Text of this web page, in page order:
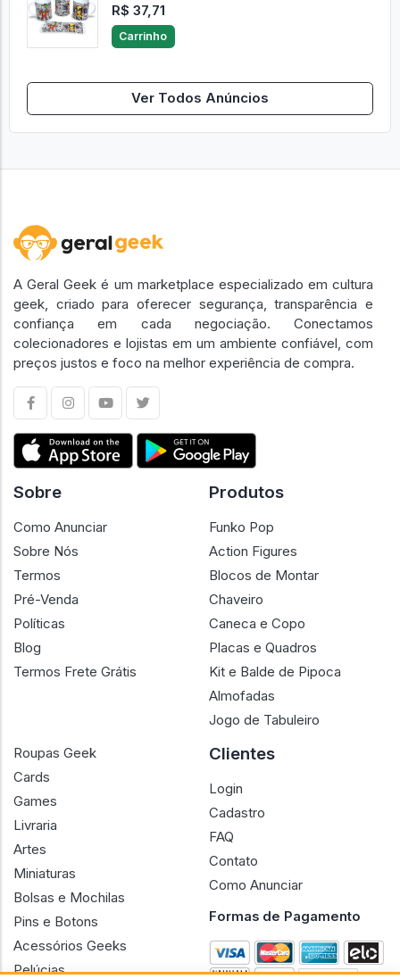
R$ 37,71
Carrinho
Ver Todos Anúncios
A Geral Geek é um marketplace especializado em cultura
geek, criado para oferecer segurança, transparência e
confiança em cada negociação. Conectamos
colecionadores e lojistas em um ambiente confiável, com
preços justos e foco na melhor experiência de compra.
Sobre
Como Anunciar
Sobre Nós
Termos
Pré-Venda
Políticas
Blog
Termos Frete Grátis
Produtos
Funko Pop
Action Figures
Blocos de Montar
Chaveiro
Caneca e Copo
Placas e Quadros
Kit e Balde de Pipoca
Almofadas
Jogo de Tabuleiro
Roupas Geek
Cards
Games
Livraria
Artes
Miniaturas
Bolsas e Mochilas
Pins e Botons
Acessórios Geeks
Pelúcias
Clientes
Login
Cadastro
FAQ
Contato
Como Anunciar
Formas de Pagamento